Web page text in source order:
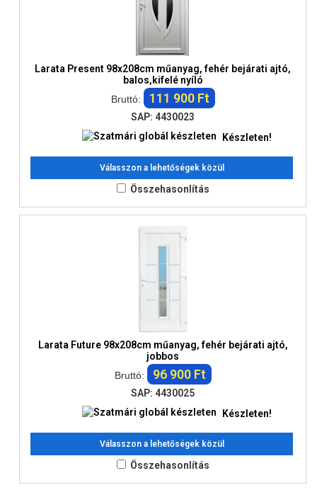
Larata Present 98x208cm műanyag, fehér bejárati ajtó,
balos,kifelé nyíló
Bruttó:
111 900 Ft
SAP: 4430023
Készleten!
Válasszon a lehetőségek közül
Összehasonlítás
Larata Future 98x208cm műanyag, fehér bejárati ajtó,
jobbos
Bruttó:
96 900 Ft
SAP: 4430025
Készleten!
Válasszon a lehetőségek közül
Összehasonlítás